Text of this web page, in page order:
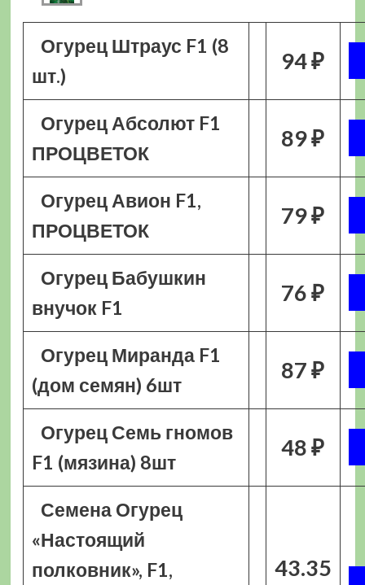
Огурец Штраус F1 (8
шт.)
94 ₽
Огурец Абсолют F1
ПРОЦВЕТОК
89 ₽
Огурец Авион F1,
ПРОЦВЕТОК
79 ₽
Огурец Бабушкин
внучок F1
76 ₽
Огурец Миранда F1
(дом семян) 6шт
87 ₽
Огурец Семь гномов
F1 (мязина) 8шт
48 ₽
Семена Огурец
«Настоящий
полковник», F1,
43.35